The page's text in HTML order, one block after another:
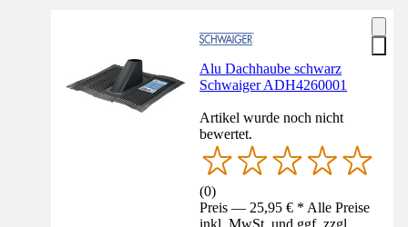
Alu Dachhaube schwarz
Schwaiger ADH4260001
Artikel wurde noch nicht
bewertet.
(0)
Preis — 25,95 € * Alle Preise
inkl. MwSt. und ggf. zzgl.